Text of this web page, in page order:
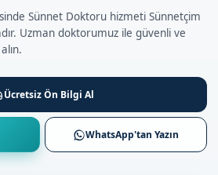
Sünnet Doktoru hizmeti Sünnetçim
Uzman doktorumuz ile güvenli ve
Ücretsiz Ön Bilgi Al
WhatsApp'tan Yazın